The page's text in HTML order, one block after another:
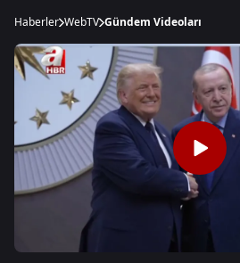
Haberler WebTV Gündem Videoları